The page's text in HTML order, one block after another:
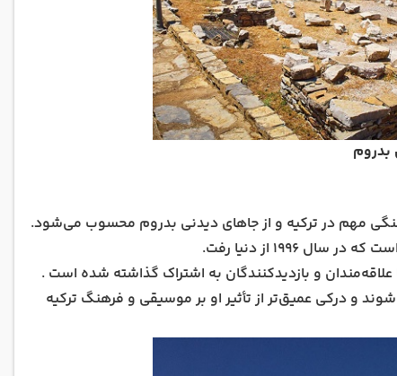
مهم در ترکیه و از جاهای دیدنی بدروم محسوب می‌شود.
از دنیا رفت.
و بازدیدکنندگان به اشتراک گذاشته شده است .
و درکی عمیق‌تر از تأثیر او بر موسیقی و فرهنگ ترکیه